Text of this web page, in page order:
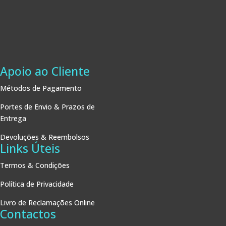
Apoio ao Cliente
Métodos de Pagamento
Portes de Envio & Prazos de
Entrega
Devoluções & Reembolsos
Links Úteis
Termos & Condições
Política de Privacidade
Livro de Reclamações Online
Contactos